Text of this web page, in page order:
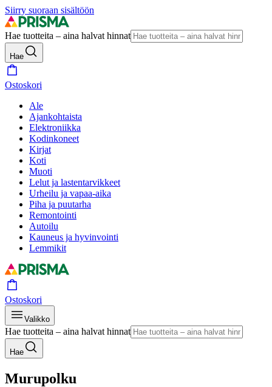
Siirry suoraan sisältöön
Hae tuotteita – aina halvat hinnat
Hae
Ostoskori
Ale
Ajankohtaista
Elektroniikka
Kodinkoneet
Kirjat
Koti
Muoti
Lelut ja lastentarvikkeet
Urheilu ja vapaa-aika
Piha ja puutarha
Remontointi
Autoilu
Kauneus ja hyvinvointi
Lemmikit
Ostoskori
Valikko
Hae tuotteita – aina halvat hinnat
Hae
Murupolku